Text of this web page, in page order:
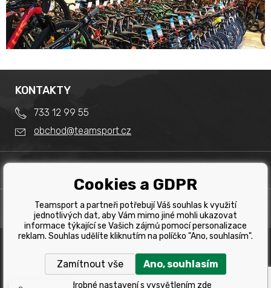
Obchodní podmínky
Splátkový prodej
Reklamace
Tabulka velikostí kol
Tabulka velikostí oblečení
PRODEJNA
Team Sport - Tomáš Binar
Dlouhá 1228/44C
Havířov
KONTAKTY
733 12 99 55
obchod@teamsport.cz
Copyright © 2019 Team Sport Havířov. Všechna pravá
vyhrazena.
Cookies a GDPR
Teamsport a partneři potřebují Váš souhlas k využití
jednotlivých dat, aby Vám mimo jiné mohli ukazovat
informace týkající se Vašich zájmů pomocí personalizace
reklam. Souhlas udělíte kliknutím na políčko "Ano, souhlasím".
Zamítnout vše Ano, souhlasím
Podrobné nastavení s vysvětlením zde